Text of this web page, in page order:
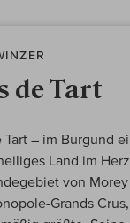
de Tart
Tart – im Burgund
Land im
von
Grands